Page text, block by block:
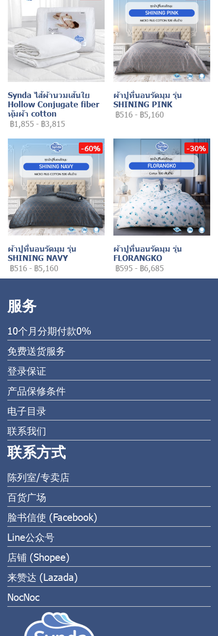
Synda ไส้ผ้านวมเส้นใย
Hollow Conjugate fiber
หุ้มผ้า cotton
฿1,855 - ฿3,815
ผ้าปูที่นอนรัดมุม รุ่น
SHINING PINK
฿516 - ฿5,160
-60%
ผ้าปูที่นอนรัดมุม รุ่น
SHINING NAVY
฿516 - ฿5,160
-30%
ผ้าปูที่นอนรัดมุม รุ่น
FLORANGKO
฿595 - ฿6,685
服务
10个月分期付款0%
免费送货服务
登录保证
产品保修条件
电子目录
联系我们
联系方式
陈列室/专卖店
百货广场
脸书信使 (Facebook)
Line公众号
店铺 (Shopee)
来赞达 (Lazada)
NocNoc